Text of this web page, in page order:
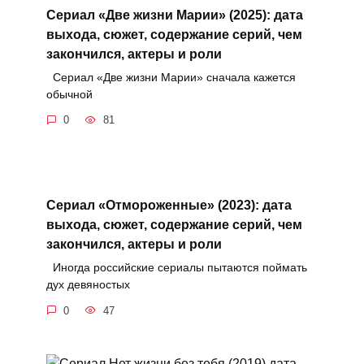
Сериал «Две жизни Марии» (2025): дата
выхода, сюжет, содержание серий, чем
закончился, актеры и роли
Сериал «Две жизни Марии» сначала кажется
обычной
0 81
Сериал «Отмороженные» (2023): дата
выхода, сюжет, содержание серий, чем
закончился, актеры и роли
Иногда российские сериалы пытаются поймать
дух девяностых
0 47